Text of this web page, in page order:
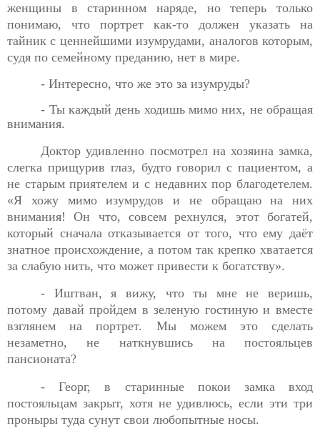
женщины в старинном наряде, но теперь только
понимаю, что портрет как-то должен указать на
тайник с ценнейшими изумрудами, аналогов которым,
судя по семейному преданию, нет в мире.
- Интересно, что же это за изумруды?
- Ты каждый день ходишь мимо них, не обращая
внимания.
Доктор удивленно посмотрел на хозяина замка,
слегка прищурив глаз, будто говорил с пациентом, а
не старым приятелем и с недавних пор благодетелем.
«Я хожу мимо изумрудов и не обращаю на них
внимания! Он что, совсем рехнулся, этот богатей,
который сначала отказывается от того, что ему даёт
знатное происхождение, а потом так крепко хватается
за слабую нить, что может привести к богатству».
- Иштван, я вижу, что ты мне не веришь,
потому давайпройдем в зеленую гостиную и вместе
взглянем на портрет. Мы можем это сделать
незаметно, не наткнувшись на постояльцев
пансионата?
- Георг, в старинные покои замка вход
постояльцам закрыт, хотя не удивлюсь, если эти три
проныры туда сунут свои любопытные носы.